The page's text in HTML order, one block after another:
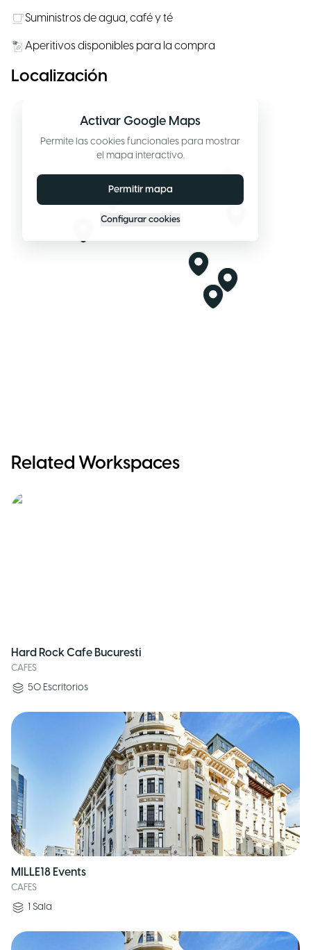
Suministros de agua, café y té
Aperitivos disponibles para la compra
Localización
Activar Google Maps
Permite las cookies funcionales para mostrar
el mapa interactivo.
Permitir mapa
Configurar cookies
Related Workspaces
Hard Rock Cafe Bucuresti
CAFES
50 Escritorios
MILLE18 Events
CAFES
1 Sala